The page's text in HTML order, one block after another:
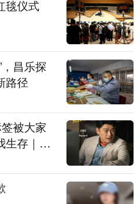
毯仪式
昌乐探
路径
被大家
生存｜有